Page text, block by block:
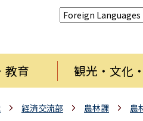
教育 観光・文化
経済交流部 農林課 農